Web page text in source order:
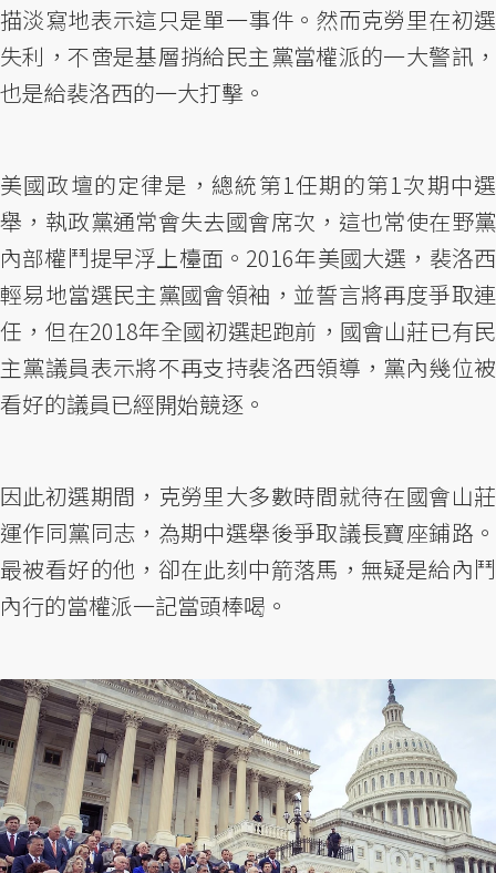
描淡寫地表示這只是單一事件。然而克勞里在初選
失利，不啻是基層捎給民主黨當權派的一大警訊，
也是給裴洛西的一大打擊。
美國政壇的定律是，總統第1任期的第1次期中選
舉，執政黨通常會失去國會席次，這也常使在野黨
內部權鬥提早浮上檯面。2016年美國大選，裴洛西
輕易地當選民主黨國會領袖，並誓言將再度爭取連
任，但在2018年全國初選起跑前，國會山莊已有民
主黨議員表示將不再支持裴洛西領導，黨內幾位被
看好的議員已經開始競逐。
因此初選期間，克勞里大多數時間就待在國會山莊
運作同黨同志，為期中選舉後爭取議長寶座鋪路。
最被看好的他，卻在此刻中箭落馬，無疑是給內鬥
內行的當權派一記當頭棒喝。